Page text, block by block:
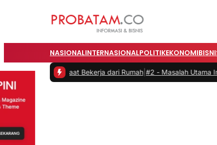
NASIONALINTERNASIONALPOLITIKEKONOMI
saat Bekerja dari Rumah|#2 -Masalah Utama